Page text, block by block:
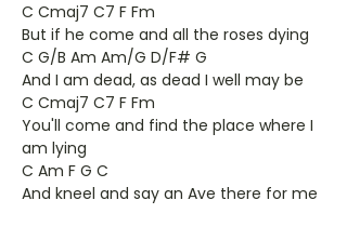
C Cmaj7 C7 F Fm
But if he come and all the roses dying
C G/B Am Am/G D/F# G
And I am dead, as dead I well may be
C Cmaj7 C7 F Fm
You'll come and find the place where I
am lying
C Am F G C
And kneel and say an Ave there for me